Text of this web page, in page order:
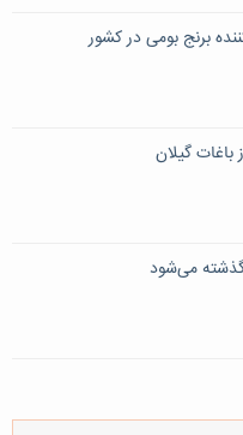
برنج بومی در کشور
گذشته می‌شود